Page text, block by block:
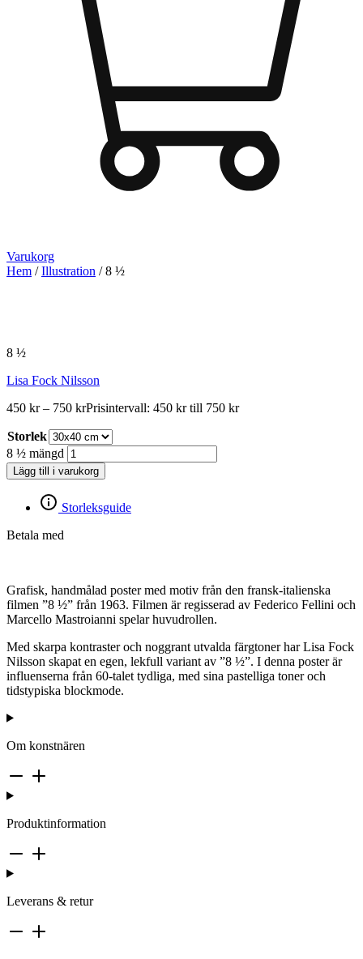
Varukorg
Hem /Illustration / 8 ½
8 ½
Lisa Fock Nilsson
450 kr – 750 krPrisintervall: 450 kr till 750 kr
Storlek
8 ½ mängd
Lägg till i varukorg
Storleksguide
Betala med
Grafisk, handmålad poster med motiv från den fransk-italienska
filmen ”8 ½” från 1963. Filmen är regisserad av Federico Fellini och
Marcello Mastroianni spelar huvudrollen.
Med skarpa kontraster och noggrant utvalda färgtoner har Lisa Fock
Nilsson skapat en egen, lekfull variant av ”8 ½”. I denna poster är
influenserna från 60-talet tydliga, med sina pastelliga toner och
tidstypiska blockmode.
Om konstnären
Produktinformation
Leverans & retur